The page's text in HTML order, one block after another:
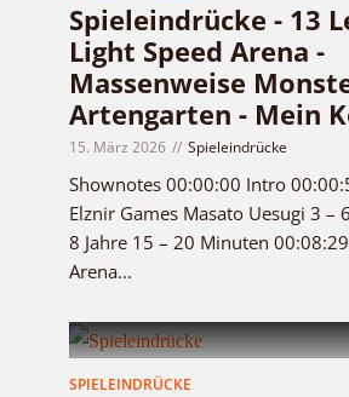
Spieleindrücke - 13
Light Speed Arena -
Massenweise
Artengarten - Mein
15. März 2026 Spieleindrücke
Shownotes 00:00:00 Intro
Elznir Games Masato Uesugi 3 –
8 Jahre 15 – 20 Minuten
Arena...
SPIELEINDRÜCKE